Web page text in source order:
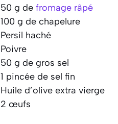
50 g de fromage râpé
100 g de chapelure
Persil haché
Poivre
50 g de gros sel
1 pincée de sel fin
Huile d’olive extra vierge
2 œufs